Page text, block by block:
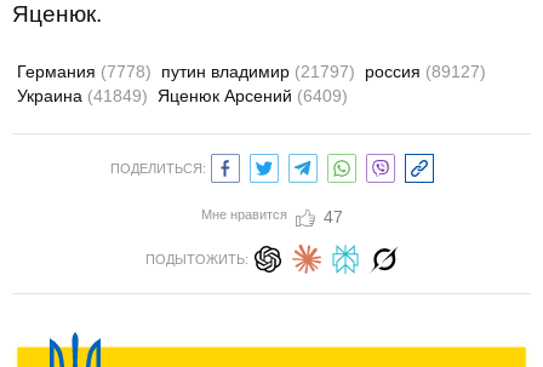
Яценюк.
Германия (7778) путин владимир (21797) россия (89127)
Украина (41849) Яценюк Арсений (6409)
ПОДЕЛИТЬСЯ:
Мне нравится 47
ПОДЫТОЖИТЬ: